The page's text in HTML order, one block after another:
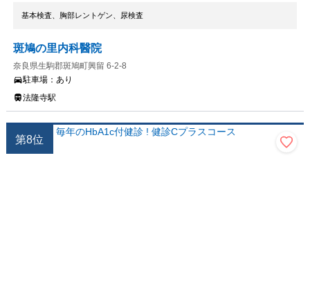
基本検査、胸部レントゲン、尿検査
斑鳩の里内科醫院
奈良県生駒郡斑鳩町興留 6-2-8
駐車場： あり
法隆寺駅
第8位